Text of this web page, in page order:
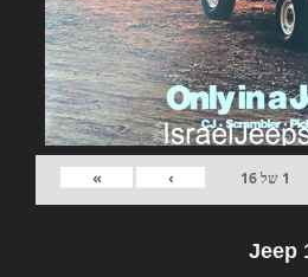
1 של16
›
»